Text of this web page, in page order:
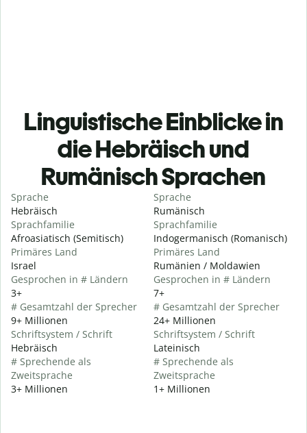
Linguistische Einblicke in
die Hebräisch und
Rumänisch Sprachen
Sprache
Hebräisch
Sprachfamilie
Afroasiatisch (Semitisch)
Primäres Land
Israel
Gesprochen in # Ländern
3+
# Gesamtzahl der Sprecher
9+ Millionen
Schriftsystem / Schrift
Hebräisch
# Sprechende als
Zweitsprache
3+ Millionen
Sprache
Rumänisch
Sprachfamilie
Indogermanisch (Romanisch)
Primäres Land
Rumänien / Moldawien
Gesprochen in # Ländern
7+
# Gesamtzahl der Sprecher
24+ Millionen
Schriftsystem / Schrift
Lateinisch
# Sprechende als
Zweitsprache
1+ Millionen